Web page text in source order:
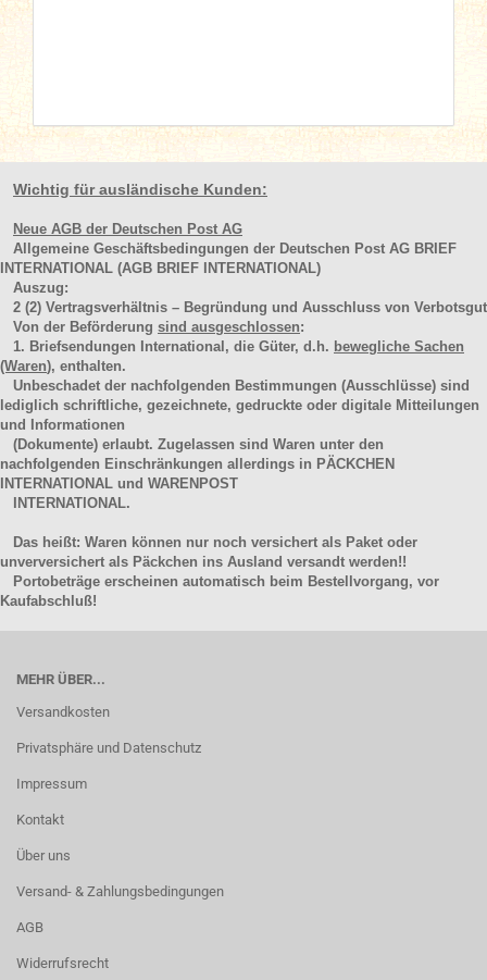
Wichtig für ausländische Kunden:
Neue AGB der Deutschen Post AG
Allgemeine Geschäftsbedingungen der Deutschen Post AG BRIEF
INTERNATIONAL (AGB BRIEF INTERNATIONAL)
Auszug:
2 (2) Vertragsverhältnis – Begründung und Ausschluss von Verbotsgut
Von der Beförderung sind ausgeschlossen:
1. Briefsendungen International, die Güter, d.h. bewegliche Sachen
(Waren), enthalten.
Unbeschadet der nachfolgenden Bestimmungen (Ausschlüsse) sind
lediglich schriftliche, gezeichnete, gedruckte oder digitale Mitteilungen
und Informationen
(Dokumente) erlaubt. Zugelassen sind Waren unter den
nachfolgenden Einschränkungen allerdings in PÄCKCHEN
INTERNATIONAL und WARENPOST
INTERNATIONAL.
Das heißt: Waren können nur noch versichert als Paket oder
unverversichert als Päckchen ins Ausland versandt werden!!
Portobeträge erscheinen automatisch beim Bestellvorgang, vor
Kaufabschluß!
MEHR ÜBER...
Versandkosten
Privatsphäre und Datenschutz
Impressum
Kontakt
Über uns
Versand- & Zahlungsbedingungen
AGB
Widerrufsrecht